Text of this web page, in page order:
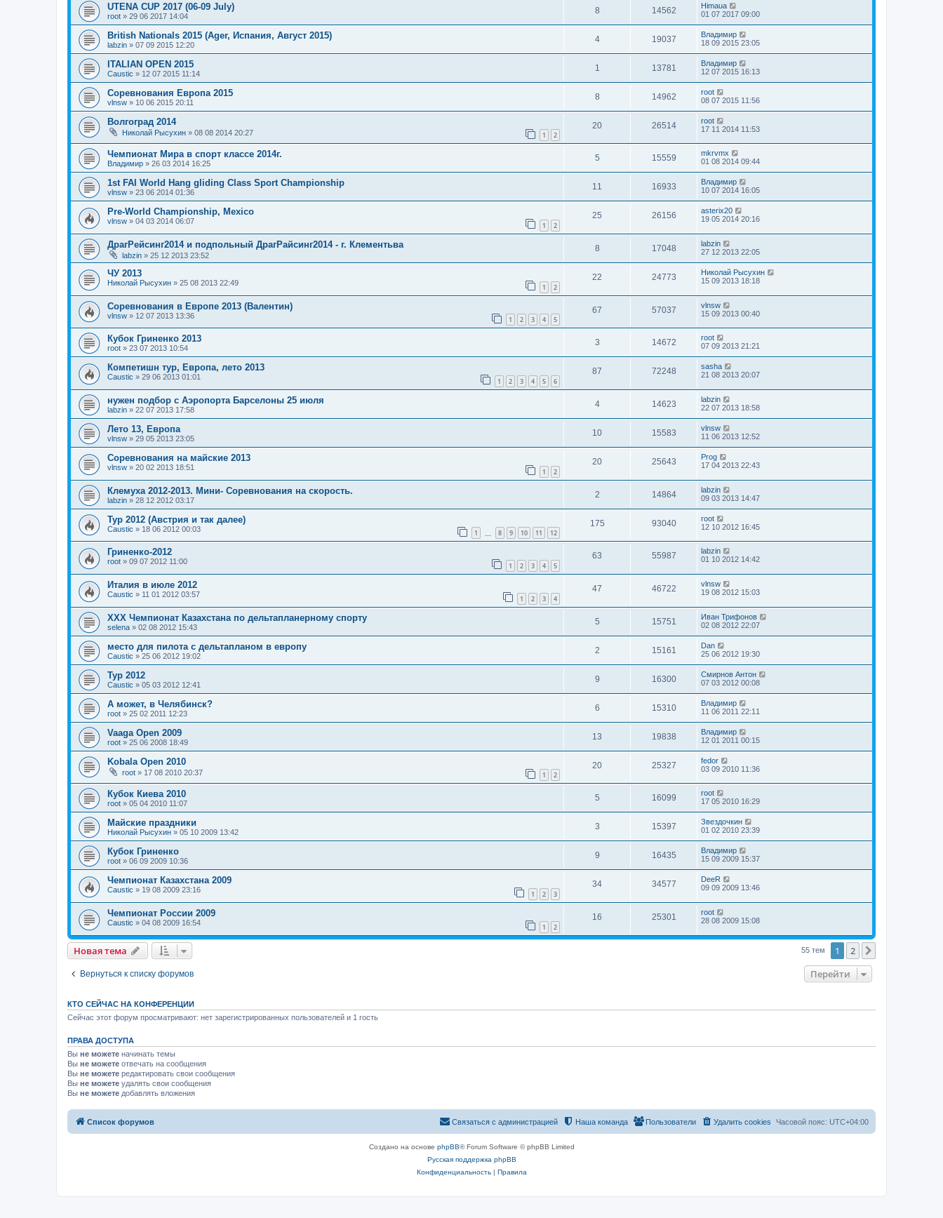
UTENA CUP 2017 (06-09 July)
root » 29 06 2017 14:04
8 14562
Himaua
01 07 2017 09:00
British Nationals 2015 (Ager, Испания, Август 2015)
labzin » 07 09 2015 12:20
4 19037
Владимир
18 09 2015 23:05
ITALIAN OPEN 2015
Caustic » 12 07 2015 11:14
1 13781
Владимир
12 07 2015 16:13
Соревнования Европа 2015
vlnsw » 10 06 2015 20:11
8 14962
root
08 07 2015 11:56
Волгоград 2014
Николай Рысухин » 08 08 2014 20:27 1 2
20 26514
root
17 11 2014 11:53
Чемпионат Мира в спорт классе 2014г.
Владимир » 26 03 2014 16:25
5 15559
mkrvmx
01 08 2014 09:44
1st FAI World Hang gliding Class Sport Championship
vlnsw » 23 06 2014 01:36
11 16933
Владимир
10 07 2014 16:05
Pre-World Championship, Mexico
vlnsw » 04 03 2014 06:07 1 2
25 26156
asterix20
19 05 2014 20:16
ДрагРейсинг2014 и подпольный ДрагРайсинг2014 - г. Клементьва
labzin » 25 12 2013 23:52
8 17048
labzin
27 12 2013 22:05
ЧУ 2013
Николай Рысухин » 25 08 2013 22:49 1 2
22 24773
Николай Рысухин
15 09 2013 18:18
Соревнования в Европе 2013 (Валентин)
vlnsw » 12 07 2013 13:36 1 2 3 4 5
67 57037
vlnsw
15 09 2013 00:40
Кубок Гриненко 2013
root » 23 07 2013 10:54
3 14672
root
07 09 2013 21:21
Компетишн тур, Европа, лето 2013
Caustic » 29 06 2013 01:01 1 2 3 4 5 6
87 72248
sasha
21 08 2013 20:07
нужен подбор с Аэропорта Барселоны 25 июля
labzin » 22 07 2013 17:58
4 14623
labzin
22 07 2013 18:58
Лето 13, Европа
vlnsw » 29 05 2013 23:05
10 15583
vlnsw
11 06 2013 12:52
Соревнования на майские 2013
vlnsw » 20 02 2013 18:51 1 2
20 25643
Prog
17 04 2013 22:43
Клемуха 2012-2013. Мини- Соревнования на скорость.
labzin » 28 12 2012 03:17
2 14864
labzin
09 03 2013 14:47
Тур 2012 (Австрия и так далее)
Caustic » 18 06 2012 00:03 1 8 9 10 11 12
175 93040
root
12 10 2012 16:45
Гриненко-2012
root » 09 07 2012 11:00 1 2 3 4 5
63 55987
labzin
01 10 2012 14:42
Италия в июле 2012
Caustic » 11 01 2012 03:57 1 2 3 4
47 46722
vlnsw
19 08 2012 15:03
ХХХ Чемпионат Казахстана по дельтапланерному спорту
selena » 02 08 2012 15:43
5 15751
Иван Трифонов
02 08 2012 22:07
место для пилота с дельтапланом в европу
Caustic » 25 06 2012 19:02
2 15161
Dan
25 06 2012 19:30
Тур 2012
Caustic » 05 03 2012 12:41
9 16300
Смирнов Антон
07 03 2012 00:08
А может, в Челябинск?
root » 25 02 2011 12:23
6 15310
Владимир
11 06 2011 22:11
Vaaga Open 2009
root » 25 06 2008 18:49
13 19838
Владимир
12 01 2011 00:15
Kobala Open 2010
root » 17 08 2010 20:37 1 2
20 25327
fedor
03 09 2010 11:36
Кубок Киева 2010
root » 05 04 2010 11:07
5 16099
root
17 05 2010 16:29
Майские праздники
Николай Рысухин » 05 10 2009 13:42
3 15397
Звездочкин
01 02 2010 23:39
Кубок Гриненко
root » 06 09 2009 10:36
9 16435
Владимир
15 09 2009 15:37
Чемпионат Казахстана 2009
Caustic » 19 08 2009 23:16 1 2 3
34 34577
DeeR
09 09 2009 13:46
Чемпионат России 2009
Caustic » 04 08 2009 16:54 1 2
16 25301
root
28 08 2009 15:08
Новая тема 55 тем 1 2
Вернуться к списку форумов Перейти
КТО СЕЙЧАС НА КОНФЕРЕНЦИИ
Сейчас этот форум просматривают: нет зарегистрированных пользователей и 1 гость
ПРАВА ДОСТУПА
Вы не можете начинать темы
Вы не можете отвечать на сообщения
Вы не можете редактировать свои сообщения
Вы не можете удалять свои сообщения
Вы не можете добавлять вложения
Список форумов Часовой пояс: UTC+04:00
Удалить cookies
Пользователи
Наша команда
Связаться с администрацией
Создано на основе phpBB® Forum Software © phpBB Limited
Русская поддержка phpBB
Конфиденциальность| Правила